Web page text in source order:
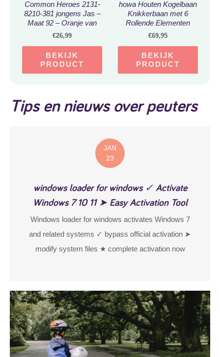
Common Heroes 2131-
8210-381 jongens Jas –
Maat 92 – Oranje van
Polyester
€26,99
BEKIJK
PRODUCT
howa Houten Kogelbaan
Knikkerbaan met 6
Rollende Elementen
6017
€69,95
BEKIJK
PRODUCT
Tips en nieuws over peuters
JAN
23
windows loader for windows ✓ Activate
Windows 7 10 11 ➤ Easy Activation Tool
Windows loader for windows activates Windows 7
and related systems ✓ bypass official activation ➤
modify system files ★ complete activation now